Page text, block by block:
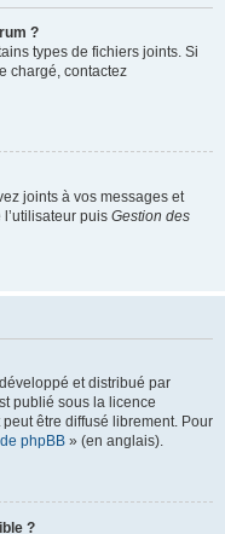
?
types de fichiers joints. Si
chargé, contactez
joints à vos messages et
puis Gestion des
et distribué par
publié sous la licence
être diffusé librement. Pour
phpBB » (en anglais).
?